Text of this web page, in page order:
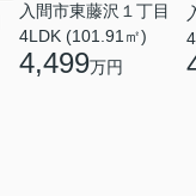
入間市東藤沢１丁目
4LDK (101.91㎡)
4,499万円